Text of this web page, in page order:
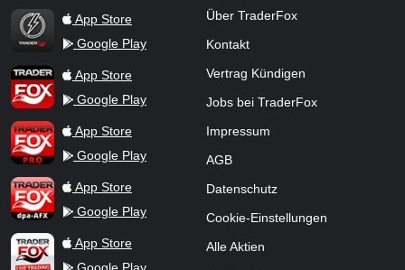
TraderFox Flash
App Store
Google Play
TraderFox AppApp Store
Google Play
TraderFox ProApp Store
Google Play
TraderFox dpa-AFX ProFeed
App Store
Google Play
TraderFox Live Trading
App Store
Über TraderFox
Kontakt
Vertrag Kündigen
Jobs bei TraderFox
Impressum
AGB
Datenschutz
Cookie-Einstellungen
Alle Aktien